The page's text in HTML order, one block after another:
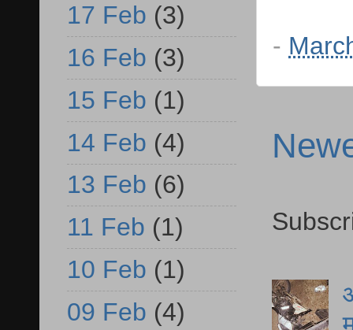
-
17 Feb (3)
16 Feb (3)
15 Feb (1)
14 Feb (4)
13 Feb (6)
11 Feb (1)
10 Feb (1)
09 Feb (4)